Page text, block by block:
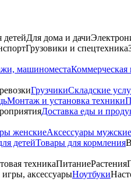
детейДля дома и дачи
Грузовики и спецтехника
машиноместа
ГрузчикиСкладские
Монтаж и установка техники
Доставка еды и
женскиеАксессуары мужские
детейТовары для кормления
техникаПитаниеРастения
аксессуарыНоутбуки